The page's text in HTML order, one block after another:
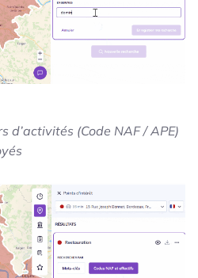
d’activités (Code NAF / APE)